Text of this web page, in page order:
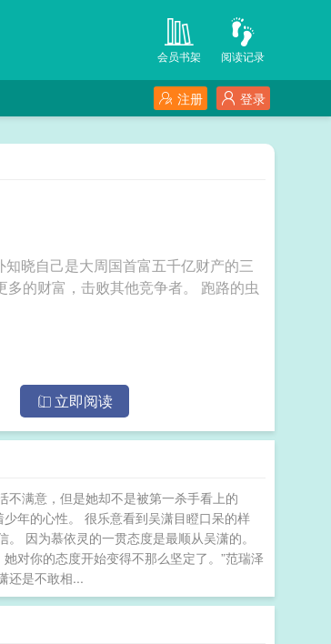
阅读记录
会员书架
登录
注册
知晓自己是大周国首富五千亿财产的三
，击败其他竞争者。 跑路的虫
立即阅读
不满意，但是她却不是被第一杀手看上的
年的心性。 很乐意看到吴潇目瞪口呆的样
因为慕依灵的一贯态度是最顺从吴潇的。
对你的态度开始变得不那么坚定了。”范瑞泽
还是不敢相...